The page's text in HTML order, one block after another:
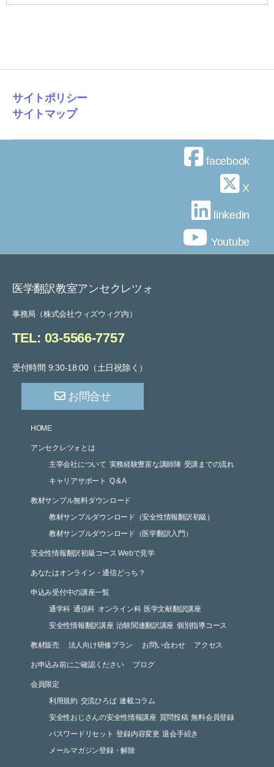
サイトポリシー
サイトマップ
facebook
X
linkedin
Youtube
医学翻訳教室アンセクレツォ
事務局（株式会社ウィズウィグ内）
TEL: 03-5566-7757
受付時間 9:30-18:00（土日祝除く）
お問合せ
HOME
アンセクレツォとは
主宰会社について 実務経験豊富な講師陣 受講までの流れ
キャリアサポート Q & A
教材サンプル無料ダウンロード
教材サンプルダウンロード（安全性情報翻訳初級）
教材サンプルダウンロード（医学翻訳入門）
安全性情報翻訳初級コース Webで見学
あなたはオンライン・通信どっち？
申込み受付中の講座一覧
通学科 通信科 オンライン科 医学文献翻訳講座
安全性情報翻訳講座 治験関連翻訳講座 個別指導コース
教材販売 法人向け研修プラン お問い合わせ アクセス
お申込み前にご確認ください ブログ
会員限定
利用規約 交流ひろば 連載コラム
安全性おじさんの安全性情報講座 質問投稿 無料会員登録
パスワードリセット 登録内容変更 退会手続き
メールマガジン登録・解除